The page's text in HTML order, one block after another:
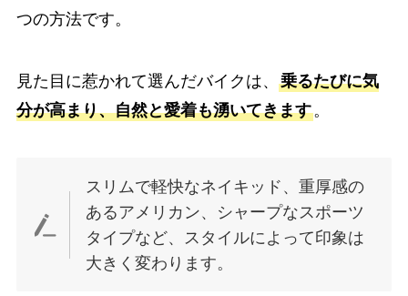
つの方法です。
見た目に惹かれて選んだバイクは、 乗るたびに気
分が高まり、自然と愛着も湧いてきます。
スリムで軽快なネイキッド、重厚感の
あるアメリカン、シャープなスポーツ
タイプなど、スタイルによって印象は
大きく変わります。